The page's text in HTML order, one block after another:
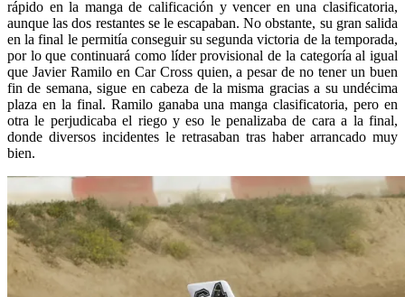
rápido en la manga de calificación y vencer en una clasificatoria,
aunque las dos restantes se le escapaban. No obstante, su gran salida
en la final le permitía conseguir su segunda victoria de la temporada,
por lo que continuará como líder provisional de la categoría al igual
que Javier Ramilo en Car Cross quien, a pesar de no tener un buen
fin de semana, sigue en cabeza de la misma gracias a su undécima
plaza en la final. Ramilo ganaba una manga clasificatoria, pero en
otra le perjudicaba el riego y eso le penalizaba de cara a la final,
donde diversos incidentes le retrasaban tras haber arrancado muy
bien.